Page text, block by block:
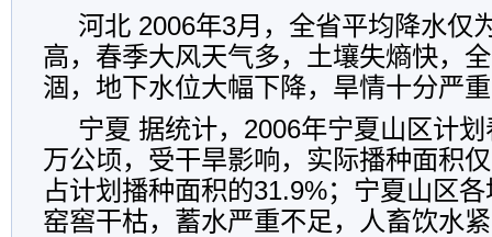
河北 2006年3月，全省平均降水仅
高，春季大风天气多，土壤失熵快，
涸，地下水位大幅下降，旱情十分严
宁夏 据统计，2006年宁夏山区计
万公顷，受干旱影响，实际播种面积
占计划播种面积的31.9%；宁夏山区
窑窖干枯，蓄水严重不足，人畜饮水